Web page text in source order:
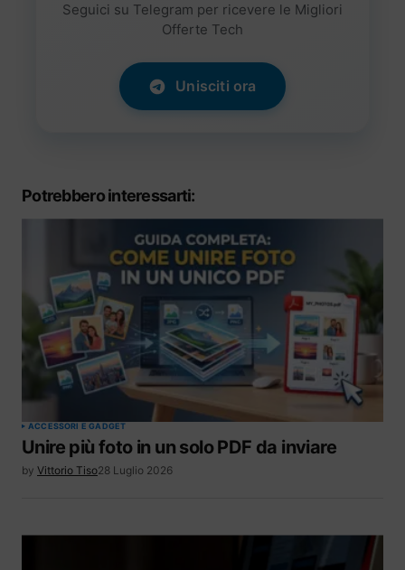
Seguici su Telegram per ricevere le Migliori
Offerte Tech
Unisciti ora
Potrebbero interessarti:
ACCESSORI E GADGET
Unire più foto in un solo PDF da inviare
by Vittorio Tiso28 Luglio 2026